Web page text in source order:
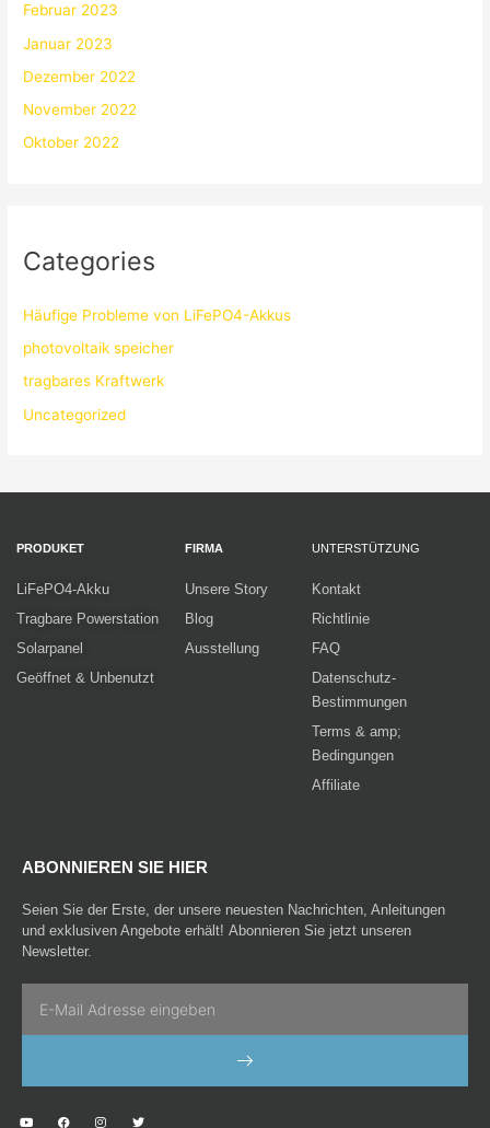
Februar 2023
Januar 2023
Dezember 2022
November 2022
Oktober 2022
Categories
Häufige Probleme von LiFePO4-Akkus
photovoltaik speicher
tragbares Kraftwerk
Uncategorized
PRODUKET
LiFePO4-Akku
Tragbare Powerstation
Solarpanel
Geöffnet & Unbenutzt
FIRMA
Unsere Story
Blog
Ausstellung
UNTERSTÜTZUNG
Kontakt
Richtlinie
FAQ
Datenschutz-
Bestimmungen
Terms & amp;
Bedingungen
Affiliate
ABONNIEREN SIE HIER
Seien Sie der Erste, der unsere neuesten Nachrichten, Anleitungen
und exklusiven Angebote erhält! Abonnieren Sie jetzt unseren
Newsletter.
SENDEN
o a n w